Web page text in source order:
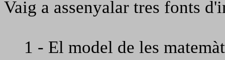
Vaig a assenyalar tres fonts
1 - El model de les